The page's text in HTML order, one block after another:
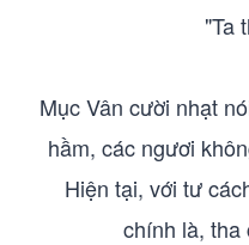
"Ta
Mục Vân cười nhạt
hầm, các ngươi
Hiện tại, với tư
chính là, tha